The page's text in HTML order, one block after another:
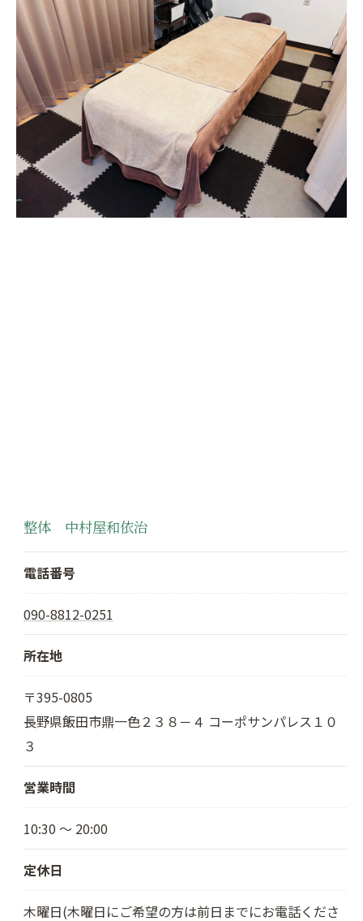
整体 中村屋和依治
電話番号
090-8812-0251
所在地
〒395-0805
長野県飯田市鼎一色２３８－４ コーポサンパレス１０
３
営業時間
10:30 〜 20:00
定休日
木曜日(木曜日にご希望の方は前日までにお電話くださ